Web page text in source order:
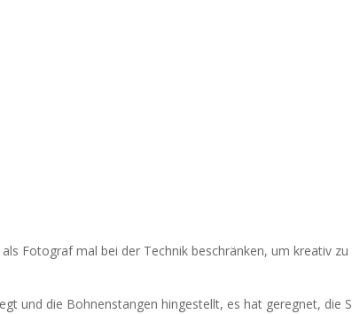
Fotograf mal bei der Technik beschränken, um kreativ
und die Bohnenstangen hingestellt, es hat geregnet, die